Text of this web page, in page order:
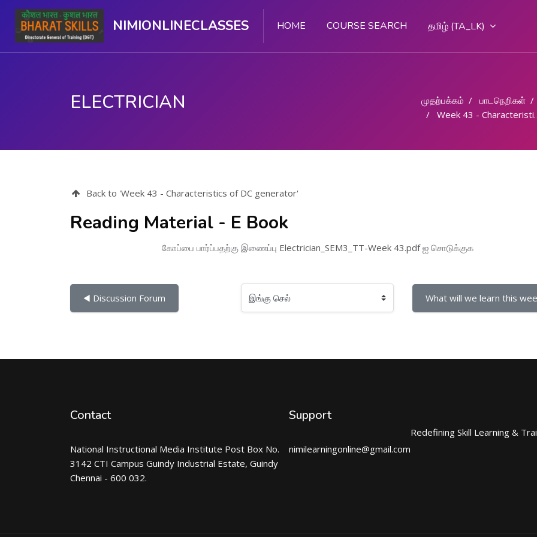
NIMIONLINECLASSES HOME COURSE SEARCH தமிழ் ‎(TA_LK)‎
ELECTRICIAN முதற்பக்கம் பாடநெறிகள்
Week 43 - Characteristics of DC generator
Back to 'Week 43 - Characteristics of DC generator'
Reading Material - E Book
கோப்பை பார்ப்பதற்கு இணைப்பு Electrician_SEM3_TT-Week 43.pdfஐ சொடுக்குக
◀︎ Discussion Forum இங்கு செல் What will we learn this
Contact
National Instructional Media Institute Post Box No.
3142 CTI Campus Guindy Industrial Estate, Guindy
Chennai - 600 032.
Support
nimilearningonline@gmail.com
Redefining Skill Learning &